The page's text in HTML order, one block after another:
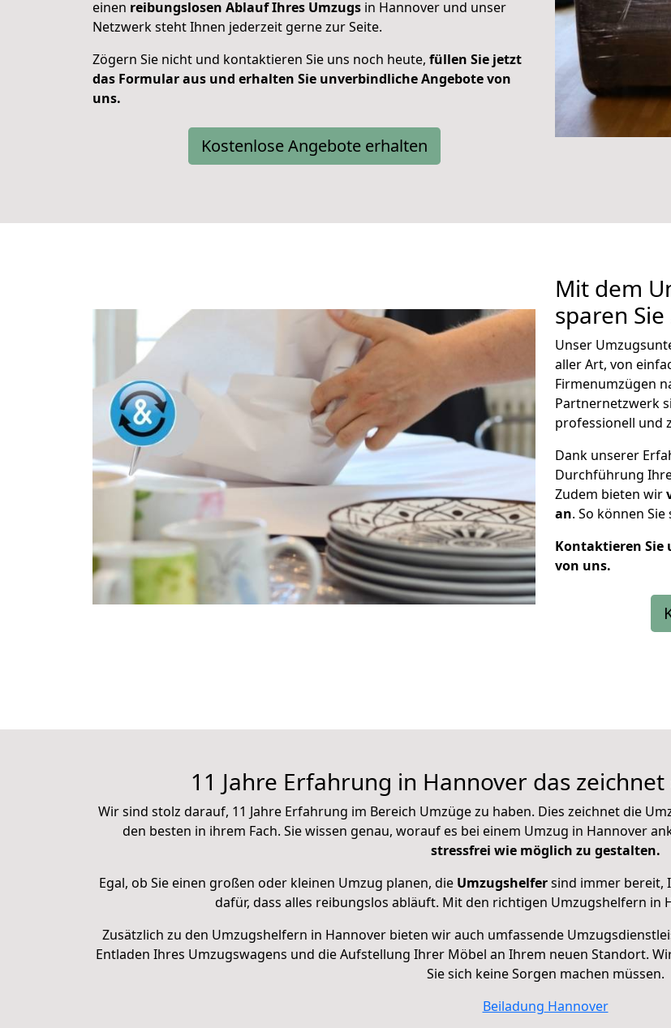
einen reibungslosen Ablauf Ihres Umzugs in Hannover und unser
Netzwerk steht Ihnen jederzeit gerne zur Seite.
Zögern Sie nicht und kontaktieren Sie uns noch heute, füllen Sie jetzt
das Formular aus und erhalten Sie unverbindliche Angebote von
uns.
Kostenlose Angebote erhalten
Mit dem
sparen
Unser
aller Art, von
Firmenumzügen
Partnernetzwerk
professionell und
Dank unserer
Durchführung
Zudem bieten wir
an. So können
Kontaktieren Sie
von uns.
11 Jahre Erfahrung in Hannover das
Wir sind stolz darauf, 11 Jahre Erfahrung im Bereich Umzüge zu haben. Dies zeichnet die
den besten in ihrem Fach. Sie wissen genau, worauf es bei einem Umzug in Hannover
stressfrei wie möglich zu gestalten.
Egal, ob Sie einen großen oder kleinen Umzug planen, die Umzugshelfersind immer bereit,
dafür, dass alles reibungslos abläuft. Mit den richtigen Umzugshelfern in
Zusätzlich zu den Umzugshelfern in Hannover bieten wir auch umfassende
Entladen Ihres Umzugswagens und die Aufstellung Ihrer Möbel an Ihrem neuen Standort.
Sie sich keine Sorgen machen müssen.
Beiladung Hannover